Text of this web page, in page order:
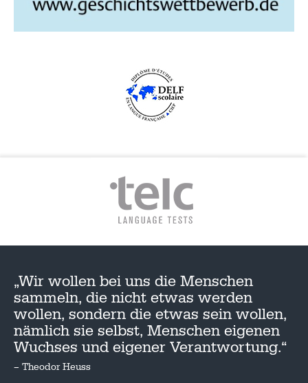
„Wir wollen bei uns die Menschen
sammeln, die nicht etwas werden
wollen, sondern die etwas sein wollen,
nämlich sie selbst, Menschen eigenen
Wuchses und eigener Verantwortung.“
– Theodor Heuss